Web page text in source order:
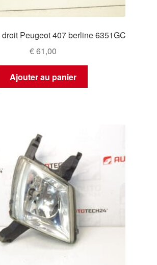
Peugeot 407 berline 6351GC
€61,00
Ajouter au panier